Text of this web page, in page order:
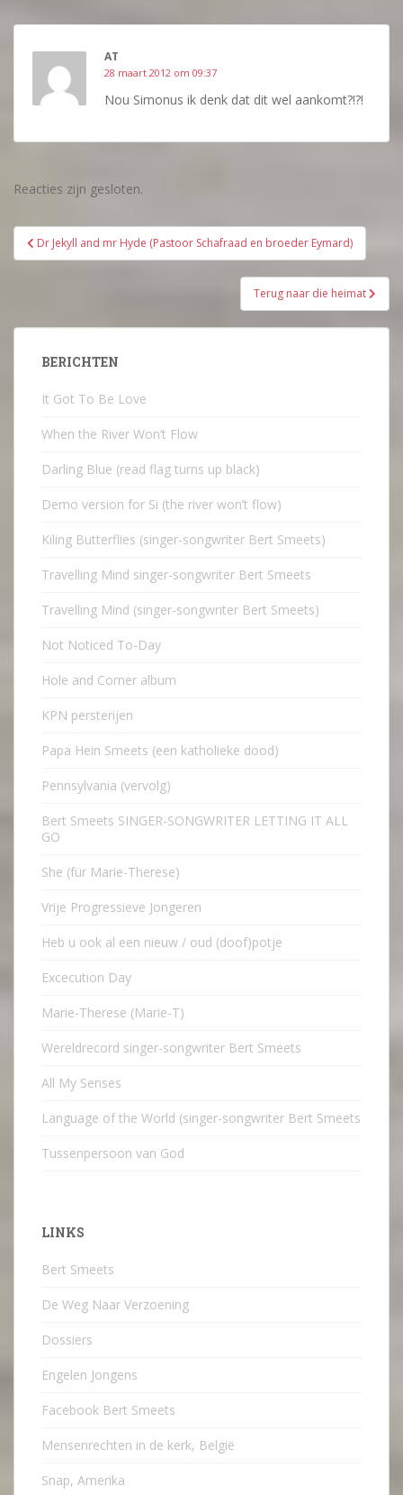
AT
28 maart 2012 om 09:37
Nou Simonus ik denk dat dit wel aankomt?!?!
Reacties zijn gesloten.
Bericht
navigatie
Dr Jekyll and mr Hyde (Pastoor Schafraad en broeder Eymard)
Terug naar die heimat
BERICHTEN
It Got To Be Love
When the River Won’t Flow
Darling Blue (read flag turns up black)
Demo version for Si (the river won’t flow)
Kiling Butterflies (singer-songwriter Bert Smeets)
Travelling Mind singer-songwriter Bert Smeets
Travelling Mind (singer-songwriter Bert Smeets)
Not Noticed To-Day
Hole and Corner album
KPN persterijen
Papa Hein Smeets (een katholieke dood)
Pennsylvania (vervolg)
Bert Smeets SINGER-SONGWRITER LETTING IT ALL
GO
She (für Marie-Therese)
Vrije Progressieve Jongeren
Heb u ook al een nieuw / oud (doof)potje
Excecution Day
Marie-Therese (Marie-T)
Wereldrecord singer-songwriter Bert Smeets
All My Senses
Language of the World (singer-songwriter Bert Smeets
Tussenpersoon van God
LINKS
Bert Smeets
De Weg Naar Verzoening
Dossiers
Engelen Jongens
Facebook Bert Smeets
Mensenrechten in de kerk, België
Snap, Amerika